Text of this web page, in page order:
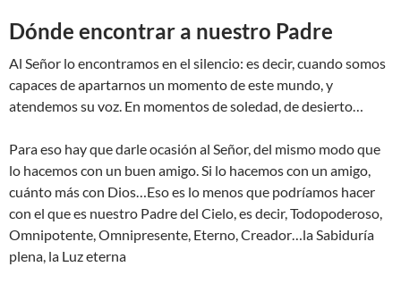
Dónde encontrar a nuestro Padre
Al Señor lo encontramos en el silencio: es decir, cuando somos
capaces de apartarnos un momento de este mundo, y
atendemos su voz. En momentos de soledad, de desierto…
Para eso hay que darle ocasión al Señor, del mismo modo que
lo hacemos con un buen amigo. Si lo hacemos con un amigo,
cuánto más con Dios…Eso es lo menos que podríamos hacer
con el que es nuestro Padre del Cielo, es decir, Todopoderoso,
Omnipotente, Omnipresente, Eterno, Creador…la Sabiduría
plena, la Luz eterna